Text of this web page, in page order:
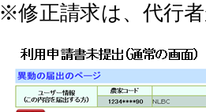
※修正請求は、代行